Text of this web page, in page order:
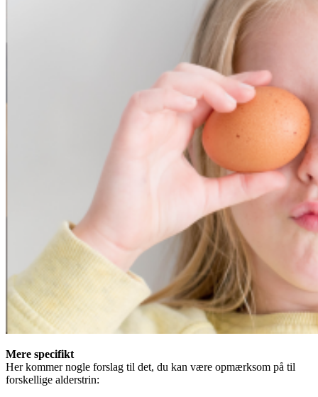
Mere specifikt
Her kommer nogle forslag til det, du kan være opmærksom på til
forskellige alderstrin: